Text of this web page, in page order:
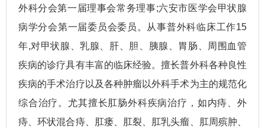
外科分会第一届理事会常务理事;六安市医学会甲状腺
病学分会第一届委员会委员。从事普外科临床工作15
年,对甲状腺、乳腺、肝、胆、胰腺、胃肠、周围血管
疾病的诊疗具有丰富的临床经验。擅长普外科各种良性
疾病的手术治疗以及各种肿瘤以外科手术为主的规范化
综合治疗。尤其擅长肛肠外科疾病治疗，如内痔、外
痔、环状混合痔、肛瘘、肛裂、肛乳头瘤、肛周殡肿、